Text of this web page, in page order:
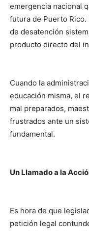
emergencia nacional
futura de Puerto
de desatención
producto directo del
Cuando la
educación misma, el
mal preparados,
frustrados ante un
fundamental.
Un Llamado a la
Es hora de que
petición legal